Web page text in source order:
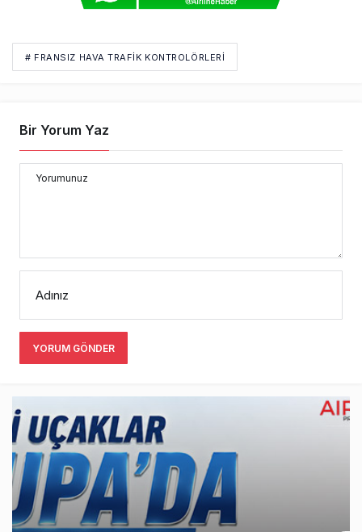
# FRANSIZ HAVA TRAFIK KONTROLÖRLERI
Bir Yorum Yaz
Yorumunuz
Adınız
YORUM GÖNDER